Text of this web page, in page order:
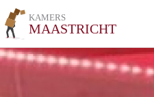
KAMERS
MAASTRICHT